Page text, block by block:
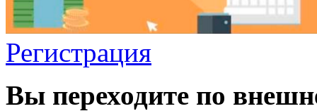
Регистрация
Вы переходите по